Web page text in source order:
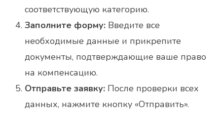
соответствующую категорию.
Заполните форму:Введите все
необходимые данные и прикрепите
документы, подтверждающие ваше право
на компенсацию.
Отправьте заявку:После проверки всех
данных, нажмите кнопку «Отправить».